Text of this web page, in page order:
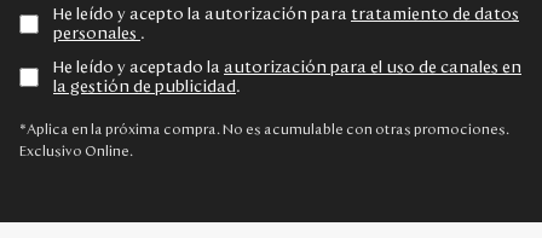
Outlet
Disney
He leído y acepto la autorización para tratamiento de datos
personales .
He leído y aceptado la autorización para el uso de canales en
la gestión de publicidad .
*Aplica en la próxima compra. No es acumulable con otras promociones.
Exclusivo Online.